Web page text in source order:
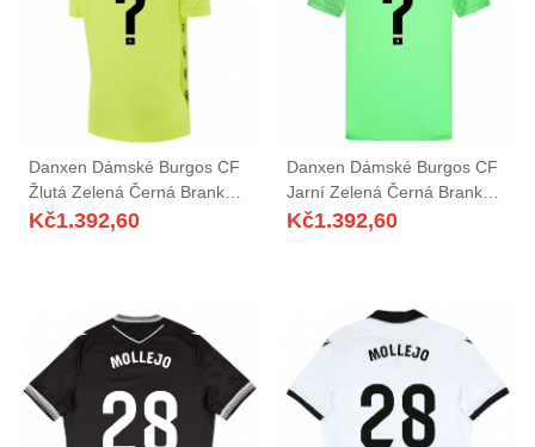
Danxen Dámské Burgos CF
Žlutá Zelená Černá Brankář
Dresy 2025/26 Dres
Kč1.392,60
Danxen Dámské Burgos CF
Jarní Zelená Černá Brankář
Dresy 2025/26 Dres
Kč1.392,60